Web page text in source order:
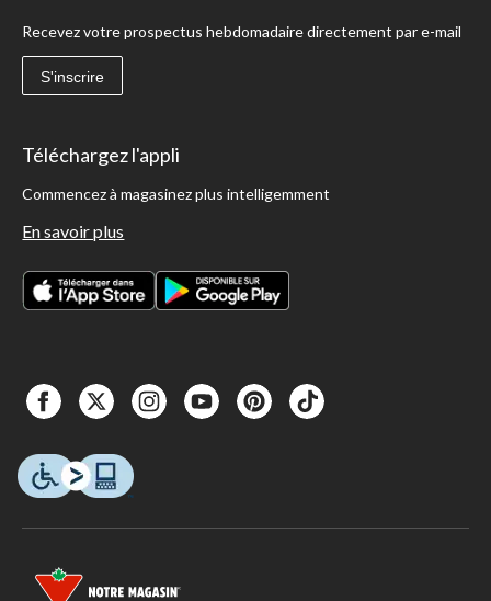
Recevez votre prospectus hebdomadaire directement par e-mail
S'inscrire
Téléchargez l'appli
Commencez à magasinez plus intelligemment
En savoir plus